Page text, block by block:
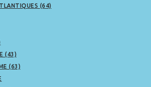
(64)
(43)
(63)